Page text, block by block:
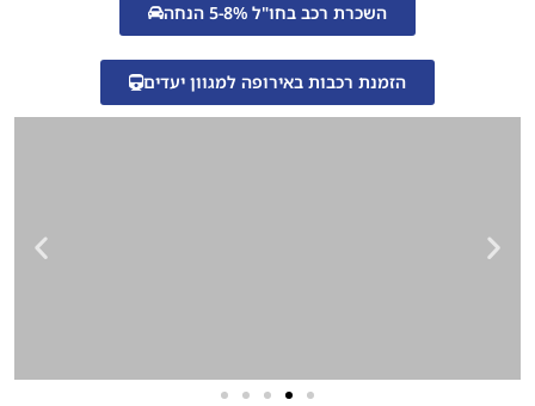
השכרת רכב בחו"ל 5-8% הנחה
הזמנת רכבות באירופה למגוון יעדים